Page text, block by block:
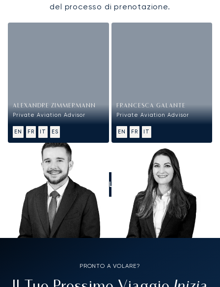
del processo di prenotazione.
ALEXANDRE ZIMMERMANN
Private Aviation Advisor
EN FR IT ES
FRANCESCA GALANTE
Private Aviation Advisor
EN FR IT
CALL US
PRONTO A VOLARE?